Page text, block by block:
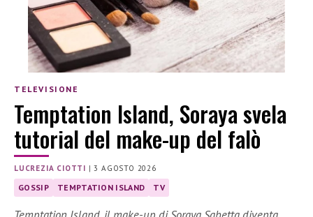
TELEVISIONE
Temptation Island, Soraya svela
tutorial del make-up del falò
LUCREZIA CIOTTI |3 AGOSTO 2026
GOSSIP TEMPTATION ISLAND TV